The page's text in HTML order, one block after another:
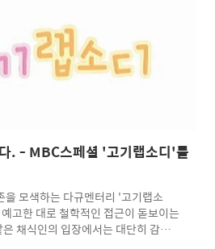
건 매우 위험하다. 개는 예민한데다
집 사육에 따른 스트레스를 견디지 못
져 있다. ..
. - MBC스페셜 '고기랩소디'를
을 모색하는 다규멘터리 '고기랩소
고한 대로 철학적인 접근이 돋보이는
채식인의 입장에서는 대단히 감동
다만 비채식인의 입장에서 보면 공